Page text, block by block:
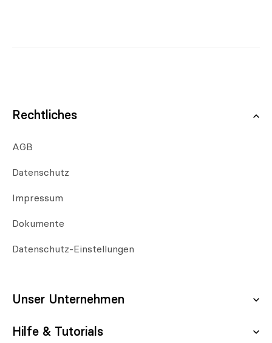
Rechtliches
AGB
Datenschutz
Impressum
Dokumente
Datenschutz-Einstellungen
Unser Unternehmen
Über uns
Hilfe & Tutorials